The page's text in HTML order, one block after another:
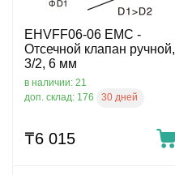
EHVFF06-06 EMC -
Отсечной клапан ручной,
3/2, 6 мм
в наличии: 21
доп. склад: 176
30 дней
₸6 015